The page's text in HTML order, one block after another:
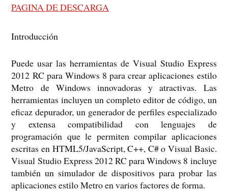
PAGINA DE DESCARGA
Introducción
Puede usar las herramientas de Visual Studio Express
2012 RC para Windows 8 para crear aplicaciones estilo
Metro de Windows innovadoras y atractivas. Las
herramientas incluyen un completo editor de código, un
eficaz depurador, un generador de perfiles especializado
y extensa compatibilidad con lenguajes de
programación que le permiten compilar aplicaciones
escritas en HTML5/JavaScript, C++, C# o Visual Basic.
Visual Studio Express 2012 RC para Windows 8 incluye
también un simulador de dispositivos para probar las
aplicaciones estilo Metro en varios factores de forma.